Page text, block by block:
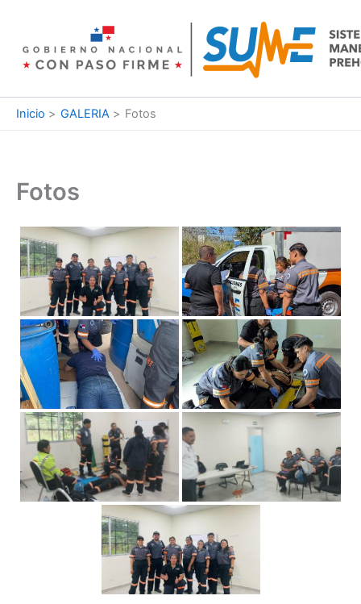
contenido
Inicio GALERIA Fotos
Fotos